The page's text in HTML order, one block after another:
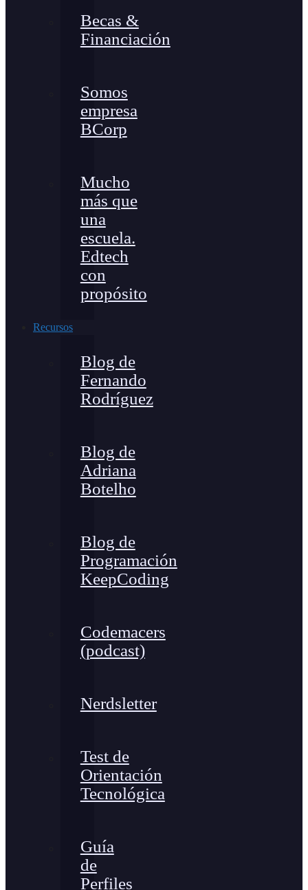
Becas &
Financiación
Somos
empresa
BCorp
Mucho
más que
una
escuela.
Edtech
con
propósito
Recursos
Blog de
Fernando
Rodríguez
Blog de
Adriana
Botelho
Blog de
Programación
KeepCoding
Codemacers
(podcast)
Nerdsletter
Test de
Orientación
Tecnológica
Guía
de
Perfiles